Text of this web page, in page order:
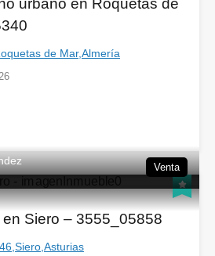
urbano en Roquetas de
de Mar,Almería
Venta
Siero – 3555_05858